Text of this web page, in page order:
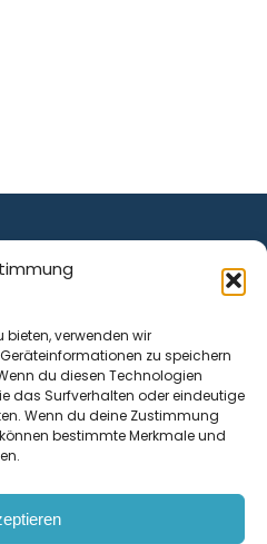
bieten, verwenden wir
zu speichern
du diesen Technologien
das Surfverhalten oder eindeutige
Wenn du deine Zustimmung
bestimmte Merkmale und
von
GmbH
12
| Österreich